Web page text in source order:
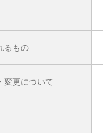
るもの
変更について